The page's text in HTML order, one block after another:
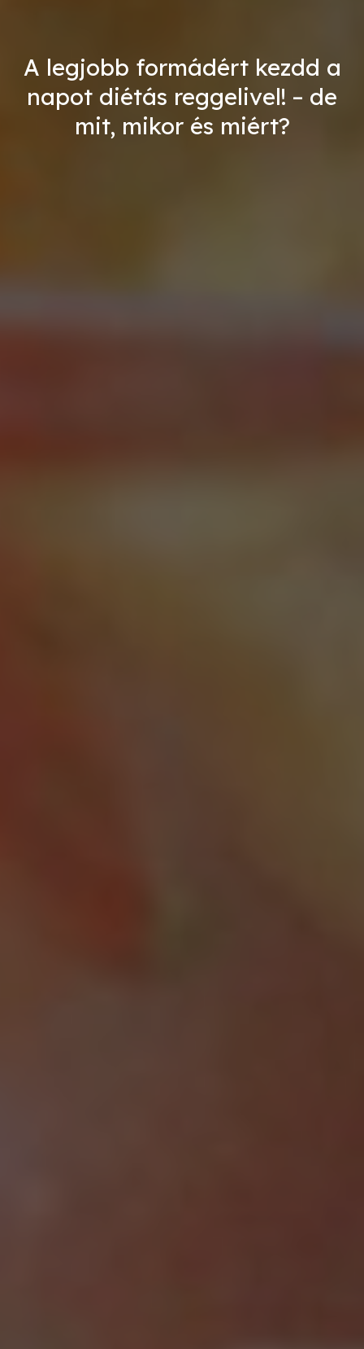
A legjobb formádért kezdd a
napot diétás reggelivel! – de
mit, mikor és miért?